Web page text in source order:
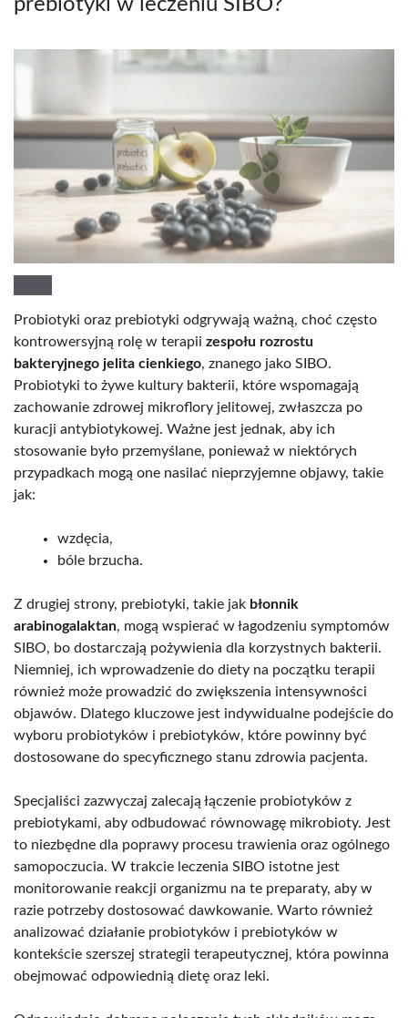
prebiotyki w leczeniu SIBO?
Probiotyki oraz prebiotyki odgrywają ważną, choć często
kontrowersyjną rolę w terapii zespołu rozrostu
bakteryjnego jelita cienkiego, znanego jako SIBO.
Probiotyki to żywe kultury bakterii, które wspomagają
zachowanie zdrowej mikroflory jelitowej, zwłaszcza po
kuracji antybiotykowej. Ważne jest jednak, aby ich
stosowanie było przemyślane, ponieważ w niektórych
przypadkach mogą one nasilać nieprzyjemne objawy, takie
jak:
wzdęcia,
bóle brzucha.
Z drugiej strony, prebiotyki, takie jak błonnik
arabinogalaktan, mogą wspierać w łagodzeniu symptomów
SIBO, bo dostarczają pożywienia dla korzystnych bakterii.
Niemniej, ich wprowadzenie do diety na początku terapii
również może prowadzić do zwiększenia intensywności
objawów. Dlatego kluczowe jest indywidualne podejście do
wyboru probiotyków i prebiotyków, które powinny być
dostosowane do specyficznego stanu zdrowia pacjenta.
Specjaliści zazwyczaj zalecają łączenie probiotyków z
prebiotykami, aby odbudować równowagę mikrobioty. Jest
to niezbędne dla poprawy procesu trawienia oraz ogólnego
samopoczucia. W trakcie leczenia SIBO istotne jest
monitorowanie reakcji organizmu na te preparaty, aby w
razie potrzeby dostosować dawkowanie. Warto również
analizować działanie probiotyków i prebiotyków w
kontekście szerszej strategii terapeutycznej, która powinna
obejmować odpowiednią dietę oraz leki.